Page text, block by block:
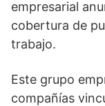
empresarial
cobertura de
trabajo.
Este grupo
compañías